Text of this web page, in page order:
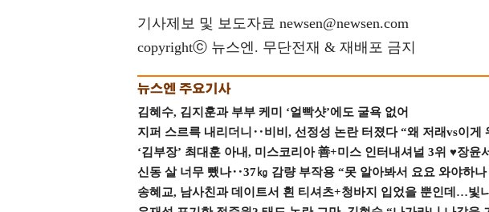
기사제보 및 보도자료 newsen@newsen.com
copyrightⓒ 뉴스엔. 무단전재 & 재배포 금지
김혜수, 김지훈과 부부 케미 ‘얼빡샷’에도 굴욕 없어
지퍼 스르륵 내리더니‥비비, 선정성 논란 터졌다 “왜 저래vs이게
‘김부장’ 최대훈 아내, 미스코리아 善+미스 인터내셔널 3위 ♥장윤
신동 살 너무 뺐나‥37㎏ 감량 부작용 “못 알아봐서 요요 와야하나
송혜교, 남사친과 데이트서 흰 티셔츠+청바지 입었을 뿐인데…빛